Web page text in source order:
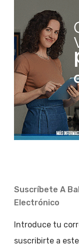
Suscríbete A
Electrónico
Introduce tu
suscribirte a